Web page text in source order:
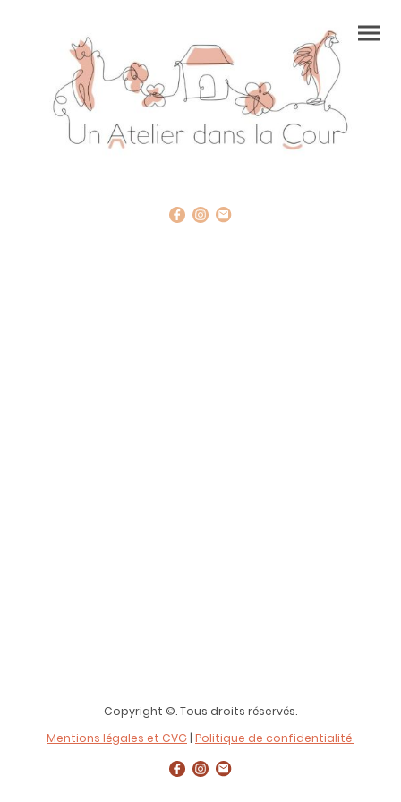
Copyright ©. Tous droits réservés.
Mentions légales et CVG | Politique de confidentialité